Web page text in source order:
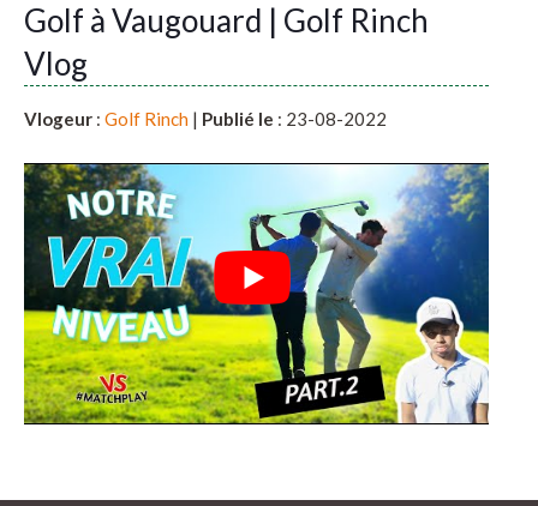
Golf à Vaugouard | Golf Rinch
Vlog
Vlogeur : Golf Rinch | Publié le : 23-08-2022